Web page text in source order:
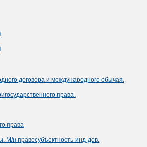
договора и международного обычая.
права.
права
М/н правосубъектность инд-дов.